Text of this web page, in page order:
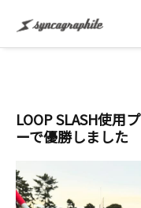
LOOP SLASH使用
ーで優勝しました